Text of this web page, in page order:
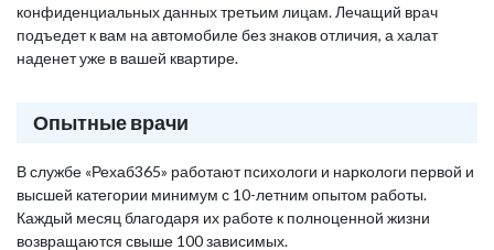
конфиденциальных данных третьим лицам. Лечащий врач
подъедет к вам на автомобиле без знаков отличия, а халат
наденет уже в вашей квартире.
Опытные врачи
В службе «Рехаб365» работают психологи и наркологи первой и
высшей категории минимум с 10-летним опытом работы.
Каждый месяц благодаря их работе к полноценной жизни
возвращаются свыше 100 зависимых.